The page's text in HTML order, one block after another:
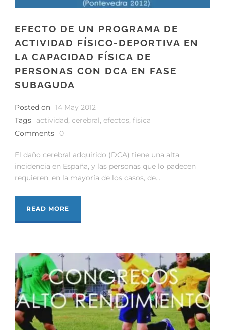
EFECTO DE UN PROGRAMA DE
ACTIVIDAD FÍSICO-DEPORTIVA EN
LA CAPACIDAD FÍSICA DE
PERSONAS CON DCA EN FASE
SUBAGUDA
Posted on 14 May 2012
Tags
actividad, cerebral, efectos, física
Comments
0
El daño cerebral adquirido (DCA) tiene una alta
incidencia en España, y las personas que lo padecen
requieren, en la mayoría de los casos, de...
READ MORE